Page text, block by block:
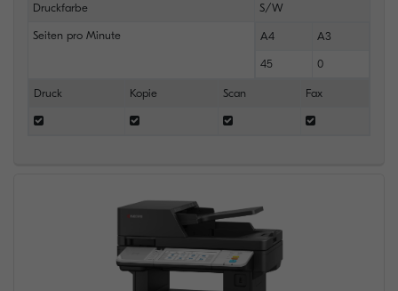
Druckfarbe S/W
Seiten pro Minute A4 A3
45 0
Druck Kopie Scan Fax